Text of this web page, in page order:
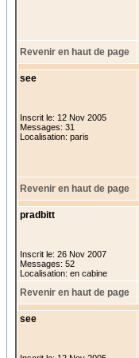
Revenir en haut de page
see
Inscrit le: 12 Nov 2005
Messages: 31
Localisation: paris
Revenir en haut de page
pradbitt
Inscrit le: 26 Nov 2007
Messages: 52
Localisation: en cabine
Revenir en haut de page
see